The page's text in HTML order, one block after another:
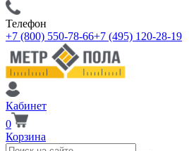
Телефон
+7 (800) 550-78-66+7 (495) 120-28-19
Кабинет
0
Корзина